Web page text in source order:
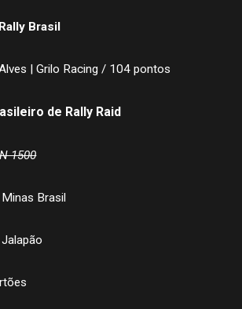
Brasil
| Grilo Racing / 104 pontos
de Rally Raid
1500
Brasil